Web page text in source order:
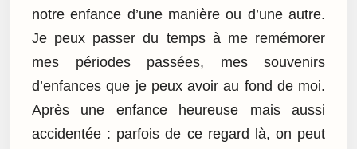
notre enfance d’une manière ou d’une autre.
Je peux passer du temps à me remémorer
mes périodes passées, mes souvenirs
d’enfances que je peux avoir au fond de moi.
Après une enfance heureuse mais aussi
accidentée : parfois de ce regard là, on peut